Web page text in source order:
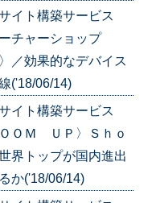
イト構築サービス
チャーショップ
／効果的なデバイス
('18/06/14)
イト構築サービス
ＯＭ ＵＰ〉Ｓｈｏ
界トップが国内進出
か('18/06/14)